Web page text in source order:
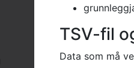
TSV-fil
Data som må